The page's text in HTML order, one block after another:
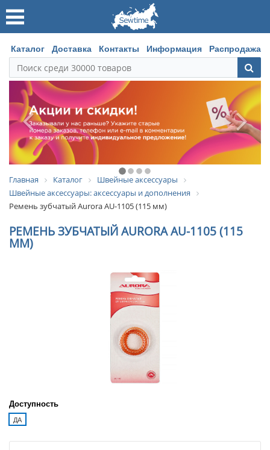
Каталог Доставка Контакты Информация Распродажа
Главная Каталог
Швейные аксессуары
Швейные аксессуары: аксессуары и дополнения
Ремень зубчатый Aurora AU-1105 (115 мм)
РЕМЕНЬ ЗУБЧАТЫЙ AURORA AU-1105 (115
ММ)
Доступность
ДА